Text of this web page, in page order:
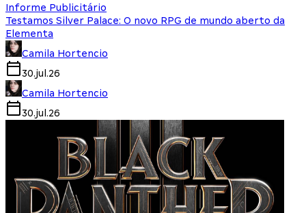
Informe Publicitário
Testamos Silver Palace: O novo RPG de mundo aberto da
Elementa
Camila Hortencio
30.jul.26
Camila Hortencio
30.jul.26